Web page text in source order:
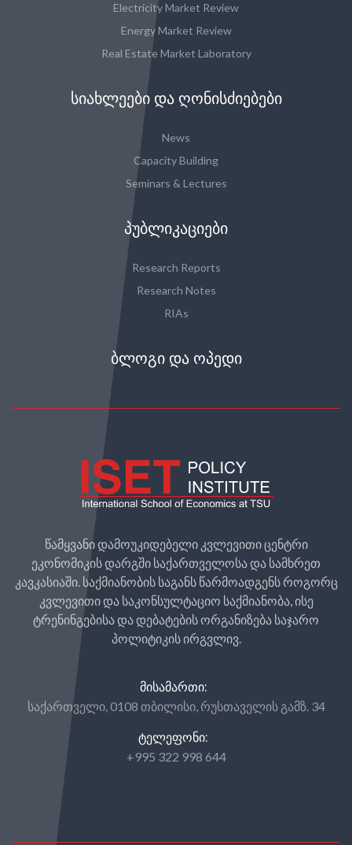
Electricity Market Review
Energy Market Review
Real Estate Market Laboratory
ᲡᲘᲐᲮᲚᲔᲔᲑᲘ ᲓᲐ ᲦᲝᲜᲘᲡᲫᲘᲔᲑᲔᲑᲘ
News
Capacity Building
Seminars & Lectures
ᲞᲣᲑᲚᲘᲙᲐᲪᲘᲔᲑᲘ
Research Reports
Research Notes
RIAs
ᲑᲚᲝᲒᲘ ᲓᲐ ᲝᲞᲔᲓᲘ
წამყვანი დამოუკიდებელი კვლევითი ცენტრი
ეკონომიკის დარგში საქართველოსა და სამხრეთ
კავკასიაში. საქმიანობის საგანს წარმოადგენს როგორც
კვლევითი და საკონსულტაციო საქმიანობა, ისე
ტრენინგებისა და დებატების ორგანიზება საჯარო
პოლიტიკის ირგვლივ.
ᲛᲘᲡᲐᲛᲐᲠᲗᲘ:
საქართველი, 0108 თბილისი, რუსთაველის გამზ. 34
ᲢᲔᲚᲔᲤᲝᲜᲘ:
+995 322 998 644